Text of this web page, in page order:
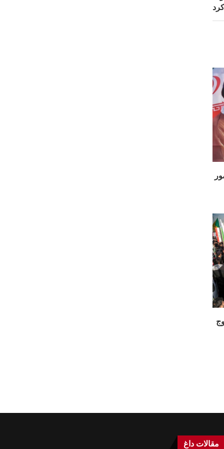
کرد
مقالات داغ